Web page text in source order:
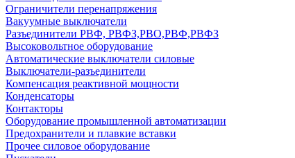
Ограничители перенапряжения
Вакуумные выключатели
Разъединители РВФ, РВФЗ,РВО,РВФ,РВФЗ
Высоковольтное оборудование
Автоматические выключатели cиловые
Выключатели-разъединители
Компенсация реактивной мощности
Конденсаторы
Контакторы
Оборудование промышленной автоматизации
Предохранители и плавкие вставки
Прочее силовое оборудование